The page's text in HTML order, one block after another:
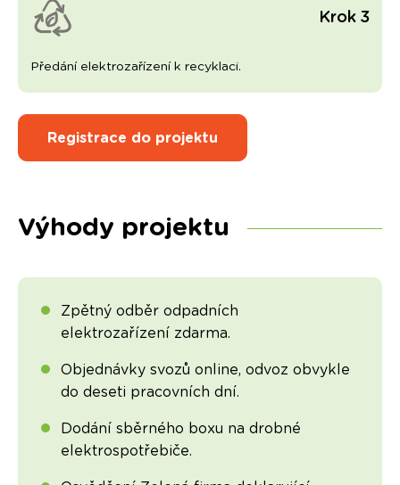
Krok 3
Předání elektrozařízení k recyklaci.
Registrace do projektu
Výhody projektu
Zpětný odběr odpadních
elektrozařízení zdarma.
Objednávky svozů online, odvoz obvykle
do deseti pracovních dní.
Dodání sběrného boxu na drobné
elektrospotřebiče.